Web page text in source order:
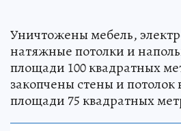
Уничтожены мебель,
натяжные потолки и
площади 100 квадратных
закопчены стены и потолок
площади 75 квадратных